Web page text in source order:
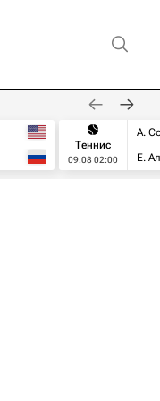
Теннис
09.08 02:00
А.
Е.